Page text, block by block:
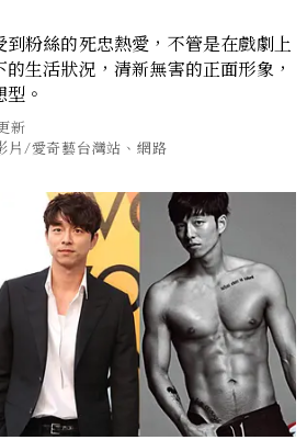
到粉絲的死忠熱愛，不管是在戲劇上
生活狀況，清新無害的正面形象，
。
新
/愛奇藝台灣站、網路